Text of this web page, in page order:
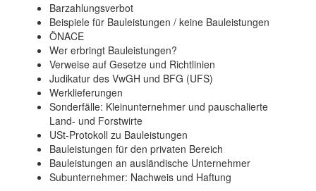
Barzahlungsverbot
Beispiele für Bauleistungen / keine Bauleistungen
ÖNACE
Wer erbringt Bauleistungen?
Verweise auf Gesetze und Richtlinien
Judikatur des VwGH und BFG (UFS)
Werklieferungen
Sonderfälle: Kleinunternehmer und pauschalierte
Land- und Forstwirte
USt-Protokoll zu Bauleistungen
Bauleistungen für den privaten Bereich
Bauleistungen an ausländische Unternehmer
Subunternehmer: Nachweis und Haftung